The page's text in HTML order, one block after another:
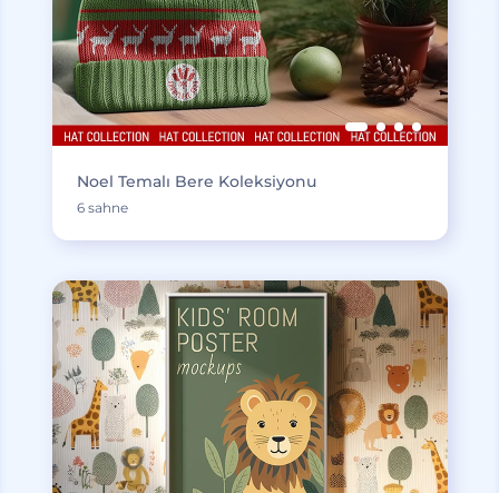
Noel Temalı Bere Koleksiyonu
6 sahne